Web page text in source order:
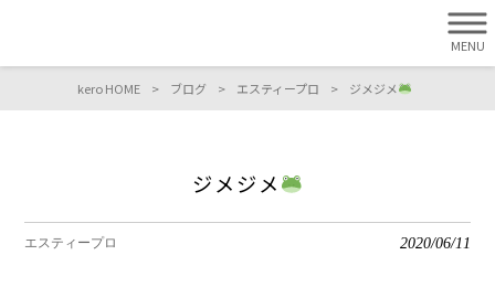
MENU
kero HOME > ブログ > エスティープロ > ジメジメ
ジメジメ
エスティープロ 2020/06/11